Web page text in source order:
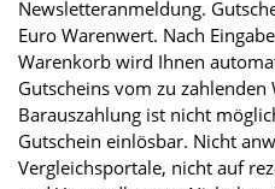
Newsletteranmeldung.
Euro Warenwert. Nach
Warenkorb wird Ihnen
Gutscheins vom zu zahlenden
Barauszahlung ist nicht
Gutschein einlösbar. Nicht
Vergleichsportale, nicht auf